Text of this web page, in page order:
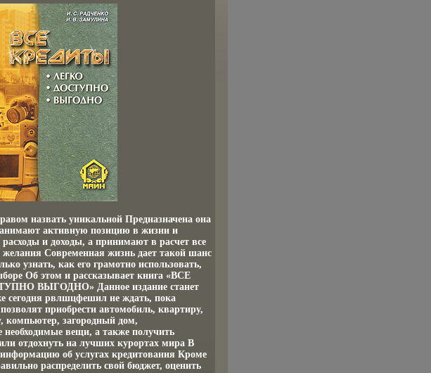
назвать уникальной Предназначена она
активную позицию в жизни и
расходы и доходы, а принимают в расчет все
желания Современная жизнь дает такой шанс
узнать, как его грамотно использовать,
Об этом и рассказывает книга «ВСЕ
ВЫГОДНО» Данное издание станет
сегодня рвлшцфешил не ждать, пока
приобрести автомобиль, квартиру,
компьютер, загородный дом,
необходимые вещи, а также получить
отдохнуть на лучших курортах мира В
об услугах кредитования Кроме
распределить свой бюджет, оценить